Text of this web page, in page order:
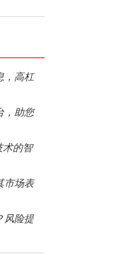
，高杠
，助您
术的智
市场表
风险提